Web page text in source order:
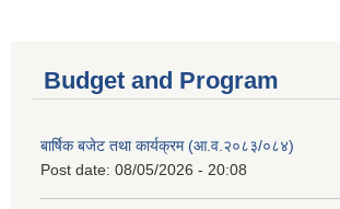
Budget and Program
बार्षिक बजेट तथा कार्यक्रम (आ.व.२०८३/०८४)
Post date: 08/05/2026 - 20:08